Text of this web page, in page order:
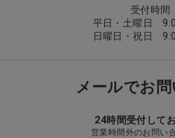
受付時間
平日・土曜日
日曜日・祝日
メールでお
24時間受付して
営業時間外のお問い